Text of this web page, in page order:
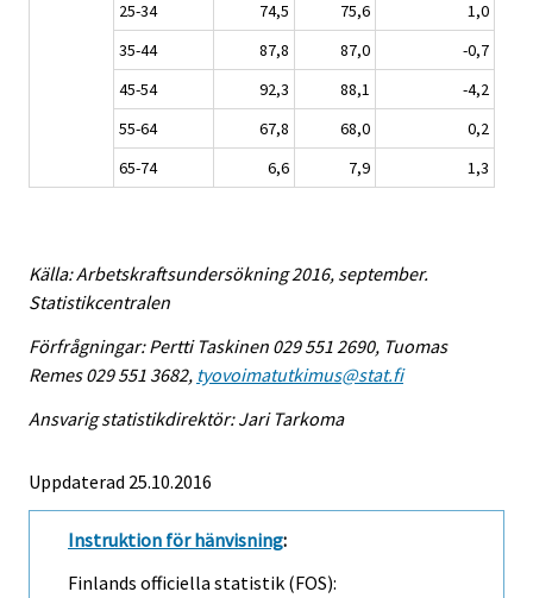
25-34
74,5 75,6
1,0
35-44
87,8 87,0
-0,7
45-54
92,3 88,1
-4,2
55-64
67,8 68,0
0,2
65-74
6,6 7,9 1,3
Källa: Arbetskraftsundersökning 2016, september.
Statistikcentralen
Förfrågningar: Pertti Taskinen 029 551 2690, Tuomas
Remes 029 551 3682, tyovoimatutkimus@stat.fi
Ansvarig statistikdirektör: Jari Tarkoma
Uppdaterad 25.10.2016
Instruktion för hänvisning:
Finlands officiella statistik (FOS):